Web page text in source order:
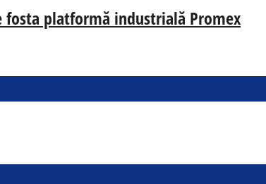
fosta platformă industrială Promex